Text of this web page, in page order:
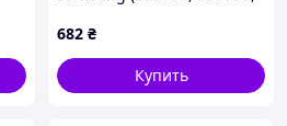
White, (No Frame), RU
682 ₴
Купить